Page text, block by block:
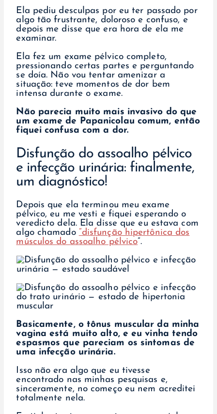
Ela pediu desculpas por eu ter passado por
algo tão frustrante, doloroso e confuso, e
depois me disse que era hora de ela me
examinar.
Ela fez um exame pélvico completo,
pressionando certas partes e perguntando
se doía. Não vou tentar amenizar a
situação: teve momentos de dor bem
intensa durante o exame.
Não parecia muito mais invasivo do que
um exame de Papanicolau comum, então
fiquei confusa com a dor.
Disfunção do assoalho pélvico
e infecção urinária: finalmente,
um diagnóstico!
Depois que ela terminou meu exame
pélvico, eu me vesti e fiquei esperando o
veredicto dela. Ela disse que eu estava com
algo chamado “disfunção hipertônica dos
músculos do assoalho pélvico”.
Basicamente, o tônus muscular da minha
vagina está muito alto, e eu vinha tendo
espasmos que pareciam os sintomas de
uma infecção urinária.
Isso não era algo que eu tivesse
encontrado nas minhas pesquisas e,
sinceramente, no começo eu nem acreditei
totalmente nela.